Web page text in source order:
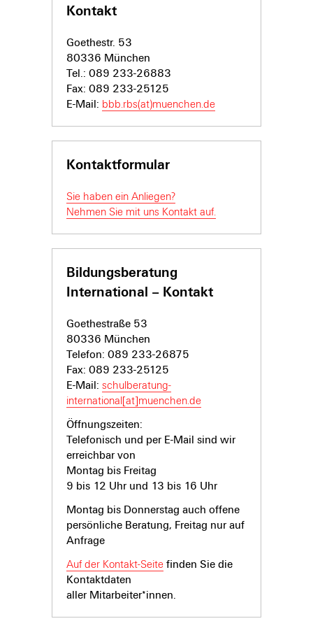
Kontakt
Goethestr. 53
80336 München
Tel.: 089 233-26883
Fax: 089 233-25125
E-Mail: bbb.rbs(at)muenchen.de
Kontaktformular
Sie haben ein Anliegen?
Nehmen Sie mit uns Kontakt auf.
Bildungsberatung
International – Kontakt
Goethestraße 53
80336 München
Telefon: 089 233-26875
Fax: 089 233-25125
E-Mail: schulberatung-
international[at]muenchen.de
Öffnungszeiten:
Telefonisch und per E-Mail sind wir
erreichbar von
Montag bis Freitag
9 bis 12 Uhr und 13 bis 16 Uhr
Montag bis Donnerstag auch offene
persönliche Beratung, Freitag nur auf
Anfrage
Auf der Kontakt-Seite finden Sie die
Kontaktdaten
aller Mitarbeiter*innen.